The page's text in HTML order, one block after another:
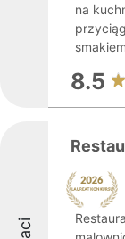
na
8.5